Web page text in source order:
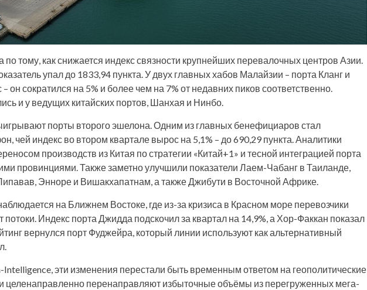
по тому, как снижается индекс связности крупнейших перевалочных центров Азии.
упал до 1833,94 пункта. У двух главных хабов Малайзии – порта Кланг и
он сократился на 5% и более чем на 7% от недавних пиков соответственно.
и у ведущих китайских портов, Шанхая и Нинбо.
порты второго эшелона. Одним из главных бенефициаров стал
чей индекс во втором квартале вырос на 5,1% – до 690,29 пункта. Аналитики
производств из Китая по стратегии «Китай+1» и тесной интеграцией порта
провинциями. Также заметно улучшили показатели Лаем-Чабанг в Таиланде,
Энноре и Вишакхапатнам, а также Джибути в Восточной Африке.
на Ближнем Востоке, где из-за кризиса в Красном море перевозчики
Индекс порта Джидда подскочил за квартал на 14,9%, а Хор-Факкан показал
вернулся порт Фуджейра, который линии используют как альтернативный
Intelligence, эти изменения перестали быть временным ответом на геополитические
целенаправленно перенаправляют избыточные объёмы из перегруженных мега-